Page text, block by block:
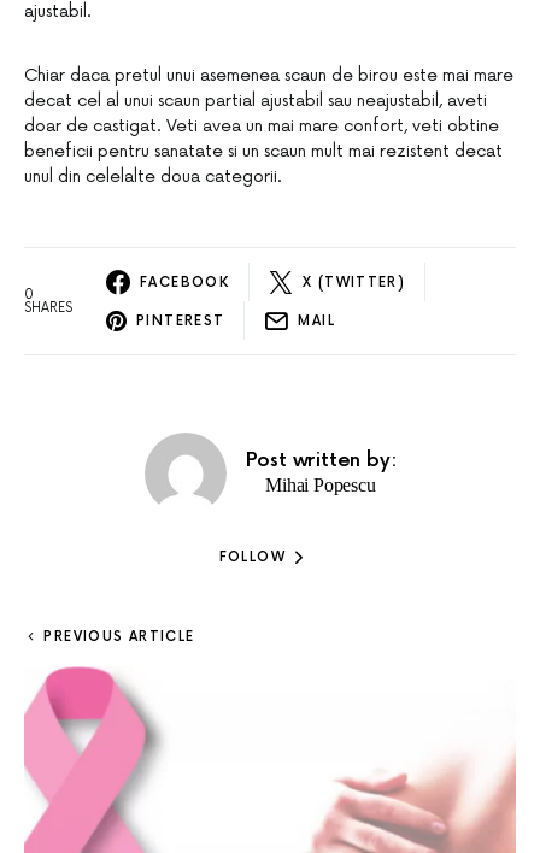
ajustabil.
Chiar daca pretul unui asemenea scaun de birou este mai mare
decat cel al unui scaun partial ajustabil sau neajustabil, aveti
doar de castigat. Veti avea un mai mare confort, veti obtine
beneficii pentru sanatate si un scaun mult mai rezistent decat
unul din celelalte doua categorii.
0
SHARES
FACEBOOK X (TWITTER)
PINTEREST MAIL
Post written by:
Mihai Popescu
FOLLOW
PREVIOUS ARTICLE